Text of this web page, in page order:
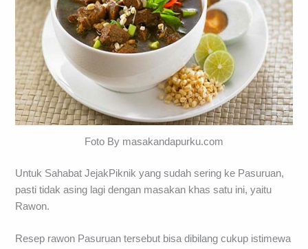
Foto By masakandapurku.com
Untuk Sahabat JejakPiknik yang sudah sering ke Pasuruan,
pasti tidak asing lagi dengan masakan khas satu ini, yaitu
Rawon.
Resep rawon Pasuruan tersebut bisa dibilang cukup istimewa